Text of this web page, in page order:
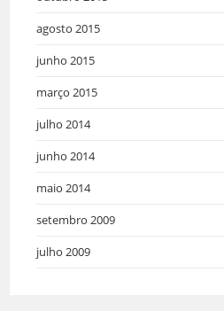
agosto 2015
junho 2015
março 2015
julho 2014
junho 2014
maio 2014
setembro 2009
julho 2009